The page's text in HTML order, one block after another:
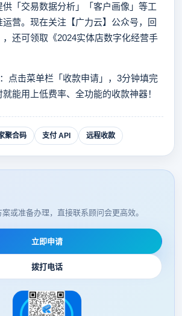
「交易数据分析」「客户画像」等工
营。现在关注【广力云】公众号，回
还可领取《2024实体店数字化经营手
击菜单栏「收款申请」，3分钟填完
能用上低费率、全功能的收款神器！
聚合码 支付 API 远程收款
或准备办理，直接联系顾问会更高效。
立即申请
拨打电话